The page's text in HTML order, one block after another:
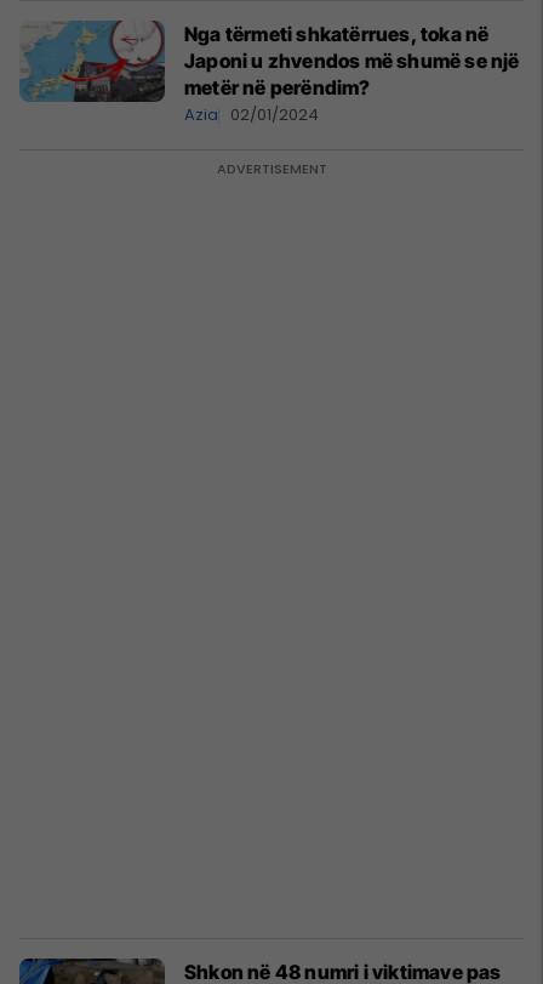
Nga tërmeti shkatërrues, toka në
Japoni u zhvendos më shumë se një
metër në perëndim?
Azia 02/01/2024
Shkon në 48 numri i viktimave pas